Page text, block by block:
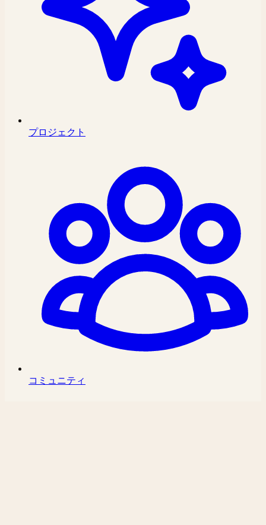
プロジェクト
コミュニティ